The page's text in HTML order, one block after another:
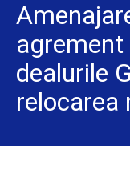
dealurile
relocarea